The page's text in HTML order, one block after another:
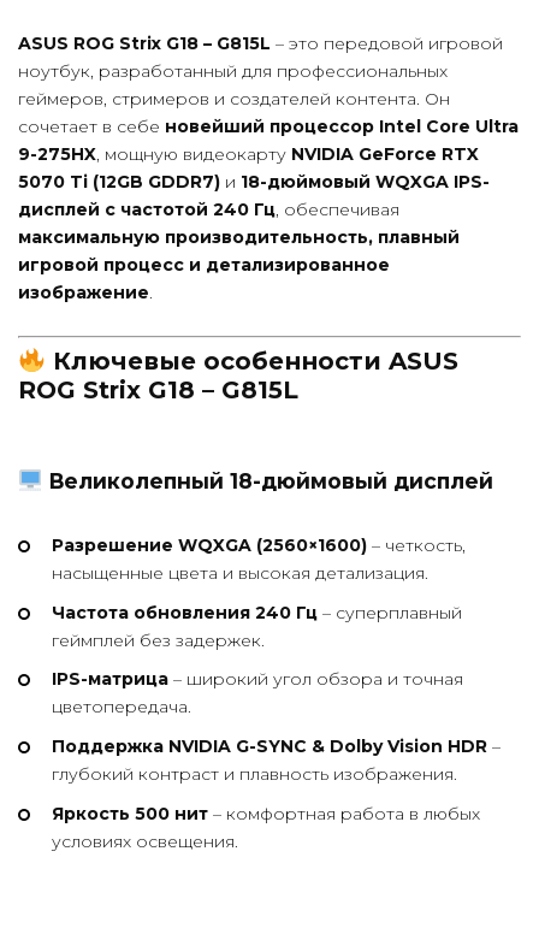
ASUS ROG Strix G18 – G815L – это передовой игровой
ноутбук, разработанный для профессиональных
геймеров, стримеров и создателей контента. Он
сочетает в себе новейший процессор Intel Core Ultra
9-275HX, мощную видеокарту NVIDIA GeForce RTX
5070 Ti (12GB GDDR7) и 18-дюймовый WQXGA IPS-
дисплей с частотой 240 Гц, обеспечивая
максимальную производительность, плавный
игровой процесс и детализированное
изображение.
Ключевые особенности ASUS
ROG Strix G18 – G815L
Великолепный 18-дюймовый дисплей
Разрешение WQXGA (2560×1600) – четкость,
насыщенные цвета и высокая детализация.
Частота обновления 240 Гц – суперплавный
геймплей без задержек.
IPS-матрица – широкий угол обзора и точная
цветопередача.
Поддержка NVIDIA G-SYNC & Dolby Vision HDR –
глубокий контраст и плавность изображения.
Яркость 500 нит – комфортная работа в любых
условиях освещения.